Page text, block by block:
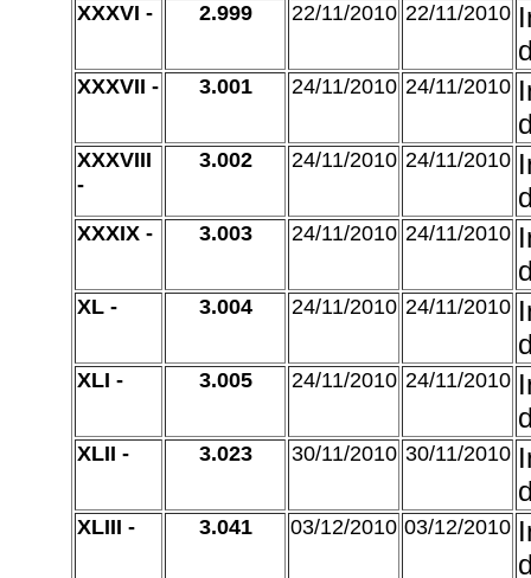
XXXVI - 2.999 22/11/2010 22/11/2010
XXXVII - 3.001 24/11/2010 24/11/2010
XXXVIII
-
3.002 24/11/2010 24/11/2010
XXXIX - 3.003 24/11/2010 24/11/2010
XL - 3.004 24/11/2010 24/11/2010
XLI - 3.005 24/11/2010 24/11/2010
XLII - 3.023 30/11/2010 30/11/2010
XLIII - 3.041 03/12/2010 03/12/2010